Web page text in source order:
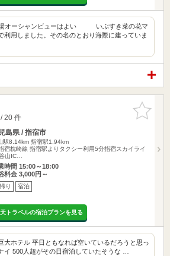
湯オーシャンビューはよい いぶすき菜の花マ
利用しました。その名のとおり海際に建っていま
お気に入
りに追加
20 件
島県 / 指宿市
駅8.14km 指宿駅1.94km
宿枕崎線 指宿駅よりタクシー利用5分指宿スカイライ
山IC…
時間 15:00～18:00
料金 3,000円～
り 宿泊
トラベルの宿泊プランを見る
大ホテル 平日ともなれば空いているだろうと思っ
イ 500人超がその日宿泊していたそうな …